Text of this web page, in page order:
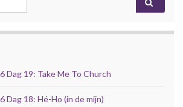
Dag 19: Take Me To Church
Dag 18: Hé-Ho (in de mijn)